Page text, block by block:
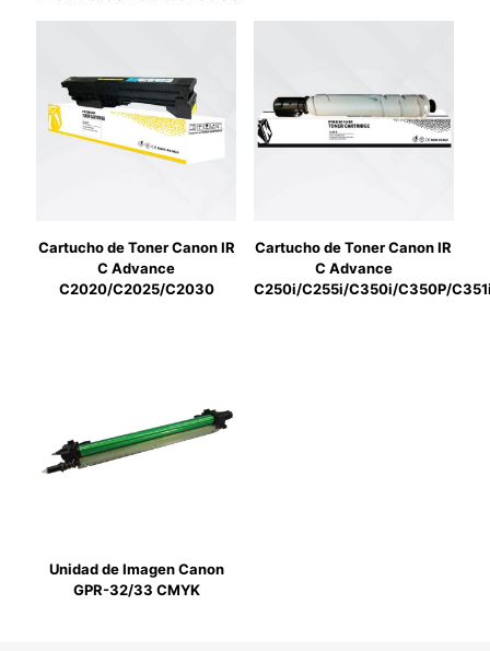
Cartucho de Toner Canon IR
C Advance
C2020/C2025/C2030
Cartucho de Toner Canon IR
C Advance
C250i/C255i/C350i/C350P/
Unidad de Imagen Canon
GPR-32/33 CMYK